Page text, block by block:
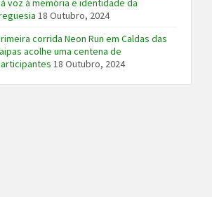
voz à memória e identidade da
18 Outubro, 2024
corrida Neon Run em Caldas das
acolhe uma centena de
18 Outubro, 2024